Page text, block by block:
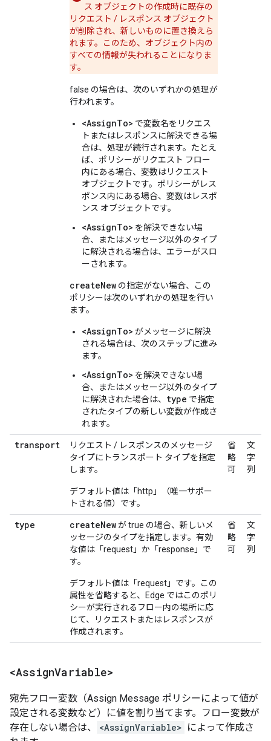
ス オブジェクトの作成時に既存の
リクエスト / レスポンス オブジェクト
が削除され、新しいものに置き換えら
れます。このため、オブジェクト内の
すべての情報が失われることになりま
す。
false の場合は、次のいずれかの処理が
行われます。
<AssignTo> で変数名をリクエス
トまたはレスポンスに解決できる場
合は、処理が続行されます。たとえ
ば、ポリシーがリクエスト フロー
内にある場合、変数はリクエスト
オブジェクトです。ポリシーがレス
ポンス内にある場合、変数はレスポ
ンス オブジェクトです。
<AssignTo> を解決できない場
合、またはメッセージ以外のタイプ
に解決される場合は、エラーがスロ
ーされます。
createNew の指定がない場合、この
ポリシーは次のいずれかの処理を行い
ます。
<AssignTo> がメッセージに解決
される場合は、次のステップに進み
ます。
<AssignTo> を解決できない場
合、またはメッセージ以外のタイプ
に解決された場合は、 type で指定
されたタイプの新しい変数が作成さ
れます。
transport
リクエスト / レスポンスのメッセージ
タイプにトランスポート タイプを指定
します。
デフォルト値は「http」（唯一サポー
トされる値）です。
省
略
可
文
字
列
type createNewが true の場合、新しいメ
ッセージのタイプを指定します。有効
な値は「request」か「response」で
す。
デフォルト値は「request」です。この
属性を省略すると、Edge ではこのポリ
シーが実行されるフロー内の場所に応
じて、リクエストまたはレスポンスが
作成されます。
省
略
可
文
字
列
<AssignVariable>
宛先フロー変数（Assign Message ポリシーによって値が
設定される変数など）に値を割り当てます。フロー変数が
存在しない場合は、
<AssignVariable> によって作成さ